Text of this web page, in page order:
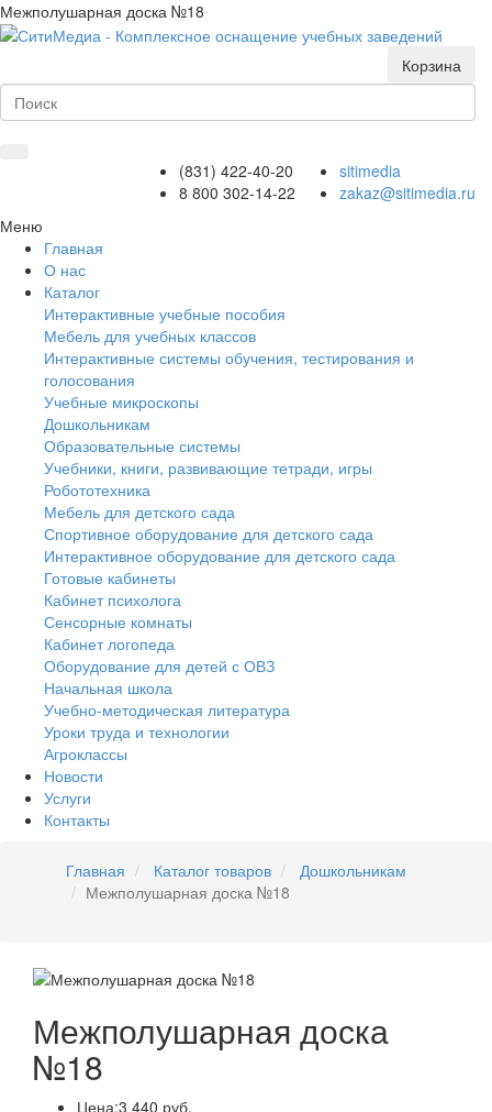
Межполушарная доска №18
Корзина
sitimedia
zakaz@sitimedia.ru
(831) 422-40-20
8 800 302-14-22
Меню
Главная
О нас
Каталог
Интерактивные учебные пособия
Мебель для учебных классов
Интерактивные системы обучения, тестирования и
голосования
Учебные микроскопы
Дошкольникам
Образовательные системы
Учебники, книги, развивающие тетради, игры
Робототехника
Мебель для детского сада
Спортивное оборудование для детского сада
Интерактивное оборудование для детского сада
Готовые кабинеты
Кабинет психолога
Сенсорные комнаты
Кабинет логопеда
Оборудование для детей с ОВЗ
Начальная школа
Учебно-методическая литература
Уроки труда и технологии
Агроклассы
Новости
Услуги
Контакты
Главная Каталог товаров
Дошкольникам
Межполушарная доска №18
Межполушарная доска
№18
Цена:3 440 руб.